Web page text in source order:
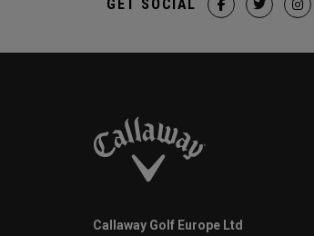
GET SOCIAL
Callaway Golf Europe Ltd